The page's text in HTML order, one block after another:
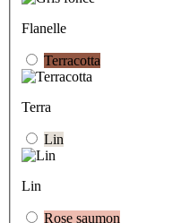
Flanelle
Terracotta
Terra
Lin
Lin
Rose saumon